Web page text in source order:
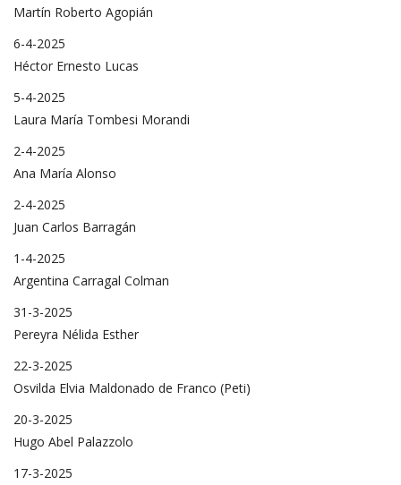
Martín Roberto Agopián
6-4-2025
Héctor Ernesto Lucas
5-4-2025
Laura María Tombesi Morandi
2-4-2025
Ana María Alonso
2-4-2025
Juan Carlos Barragán
1-4-2025
Argentina Carragal Colman
31-3-2025
Pereyra Nélida Esther
22-3-2025
Osvilda Elvia Maldonado de Franco (Peti)
20-3-2025
Hugo Abel Palazzolo
17-3-2025